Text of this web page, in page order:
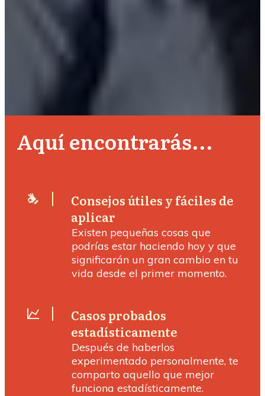
Aquí encontrarás...
Consejos útiles y fáciles de
aplicar
Existen pequeñas cosas que
podrías estar haciendo hoy y que
significarán un gran cambio en tu
vida desde el primer momento.
Casos probados
estadísticamente
Después de haberlos
experimentado personalmente, te
comparto aquello que mejor
funciona estadísticamente.